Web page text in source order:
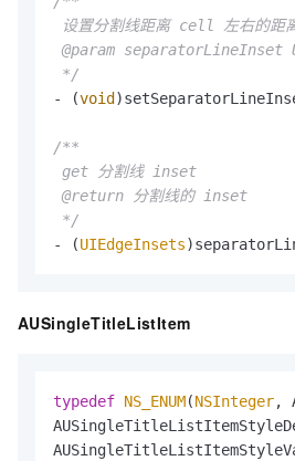
设置分割线距离 cell 左右的距
@param separatorLineInset
*/
- (void
/**
get 分割线 inset
@return 分割线的 inset
*/
- (UIEdgeInsets
AUSingleTitleListItem
typedef NS_ENUM(NSInteger,